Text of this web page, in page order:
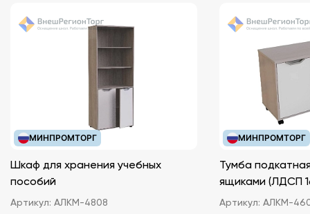
МИНПРОМТОРГ
Шкаф для хранения учебных
пособий
Артикул: АЛКМ-4808
МИНПРОМТОРГ
Тумба
ящиками
Артикул: АЛКМ-